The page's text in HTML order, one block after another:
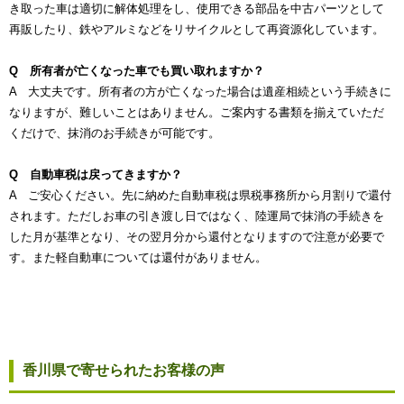
き取った車は適切に解体処理をし、使用できる部品を中古パーツとして
再販したり、鉄やアルミなどをリサイクルとして再資源化しています。
Q 所有者が亡くなった車でも買い取れますか？
A 大丈夫です。所有者の方が亡くなった場合は遺産相続という手続きに
なりますが、難しいことはありません。ご案内する書類を揃えていただ
くだけで、抹消のお手続きが可能です。
Q 自動車税は戻ってきますか？
A ご安心ください。先に納めた自動車税は県税事務所から月割りで還付
されます。ただしお車の引き渡し日ではなく、陸運局で抹消の手続きを
した月が基準となり、その翌月分から還付となりますので注意が必要で
す。また軽自動車については還付がありません。
香川県で寄せられたお客様の声